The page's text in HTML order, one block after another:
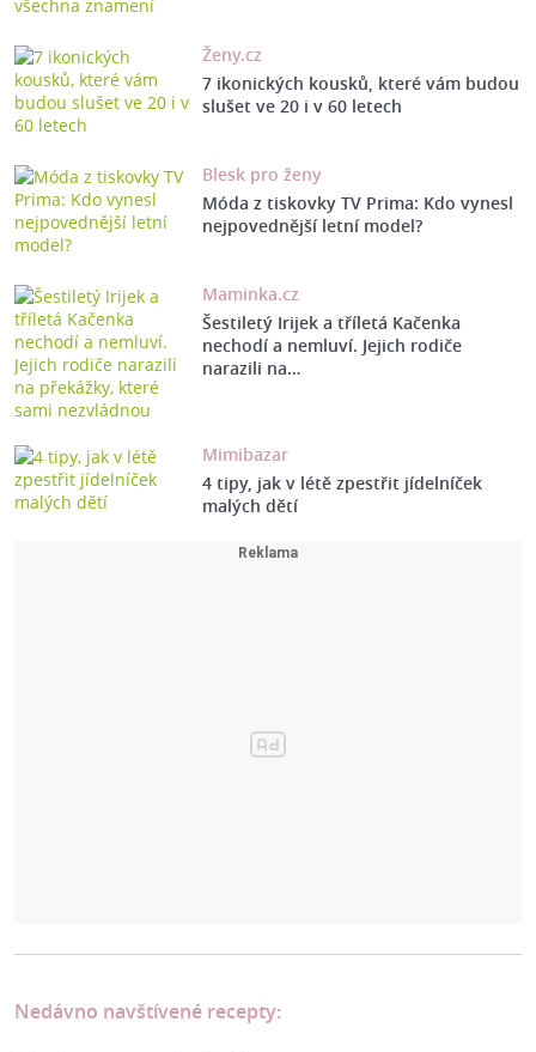
Ženy.cz
7 ikonických kousků, které vám budou
slušet ve 20 i v 60 letech
Blesk pro ženy
Móda z tiskovky TV Prima: Kdo vynesl
nejpovednější letní model?
Maminka.cz
Šestiletý Irijek a tříletá Kačenka
nechodí a nemluví. Jejich rodiče
narazili na…
Mimibazar
4 tipy, jak v létě zpestřit jídelníček
malých dětí
Nedávno navštívené recepty: